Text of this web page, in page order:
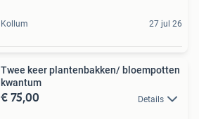
Kollum 27 jul 26
Twee keer plantenbakken/ bloempotten
kwantum
€ 75,00 Details